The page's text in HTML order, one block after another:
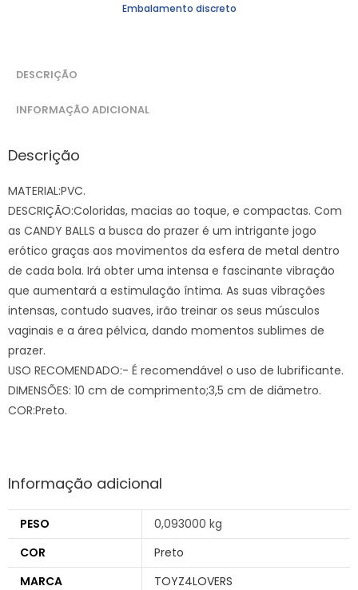
Embalamento discreto
DESCRIÇÃO
INFORMAÇÃO ADICIONAL
Descrição
MATERIAL:PVC.
DESCRIÇÃO:Coloridas, macias ao toque, e compactas. Com
as CANDY BALLS a busca do prazer é um intrigante jogo
erótico graças aos movimentos da esfera de metal dentro
de cada bola. Irá obter uma intensa e fascinante vibração
que aumentará a estimulação íntima. As suas vibrações
intensas, contudo suaves, irão treinar os seus músculos
vaginais e a área pélvica, dando momentos sublimes de
prazer.
USO RECOMENDADO:- É recomendável o uso de lubrificante.
DIMENSÕES: 10 cm de comprimento;3,5 cm de diâmetro.
COR:Preto.
Informação adicional
PESO
0,093000 kg
COR
Preto
MARCA
TOYZ4LOVERS